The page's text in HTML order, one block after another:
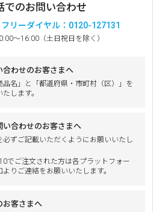
でのお問い合わせ
リーダイヤル：0120-127131
～16:00（土日祝日を除く）
合わせのお客さまへ
品名」と「都道府県・市町村（区）」を
します。
合わせのお客さまへ
必ずご記載いただくようにお願いいたし
でご注文された方は各プラットフォー
りご連絡をお願いいたします。
お客さまへ